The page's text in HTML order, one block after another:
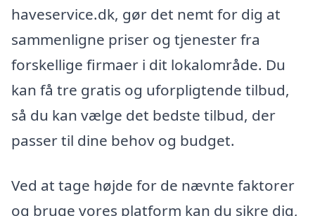
haveservice.dk, gør det nemt for dig at
sammenligne priser og tjenester fra
forskellige firmaer i dit lokalområde. Du
kan få tre gratis og uforpligtende tilbud,
så du kan vælge det bedste tilbud, der
passer til dine behov og budget.
Ved at tage højde for de nævnte faktorer
og bruge vores platform kan du sikre dig,